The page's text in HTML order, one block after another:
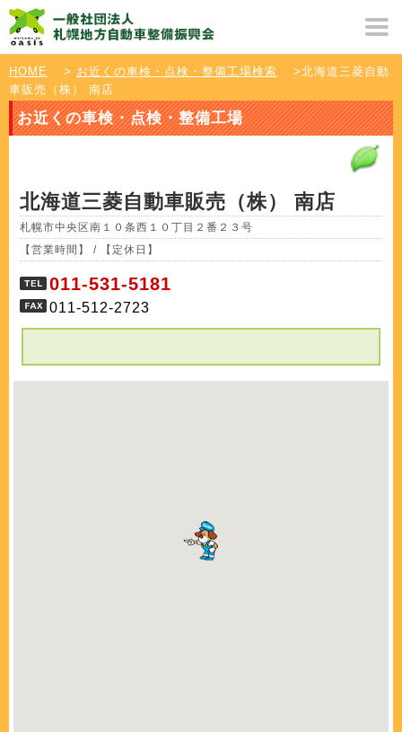
HOME > お近くの車検・点検・整備工場検索
>北海道三菱自動
車販売（株） 南店
お近くの車検・点検・整備工場
北海道三菱自動車販売（株） 南店
札幌市中央区南１０条西１０丁目２番２３号
【営業時間】 / 【定休日】
011-531-5181
011-512-2723